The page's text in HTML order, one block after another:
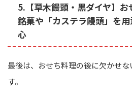
5.【草木饅頭・黒ダイヤ】
銘菓や「カステラ饅頭」を
心
最後は、おせち料理の後に欠かせ
す。